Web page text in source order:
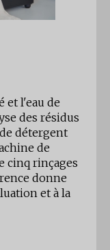
et l'eau de
des résidus
détergent
de
cinq rinçages
donne
et à la